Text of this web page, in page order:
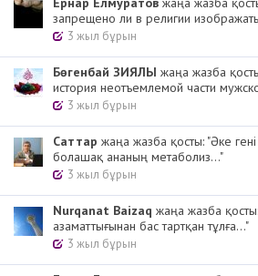
запрещено ли в религии
3 жыл бұрын
Бөгенбай ЗИЯЛЫ жаңа жазба
история неотъемлемой части
3 жыл бұрын
Cаттар жаңа жазба қосты: "Әке гені
болашақ ананың метаболиз..."
3 жыл бұрын
Nurqanat Baizaq жаңа жазба
азаматтығынан бас тартқан тұлға..."
3 жыл бұрын